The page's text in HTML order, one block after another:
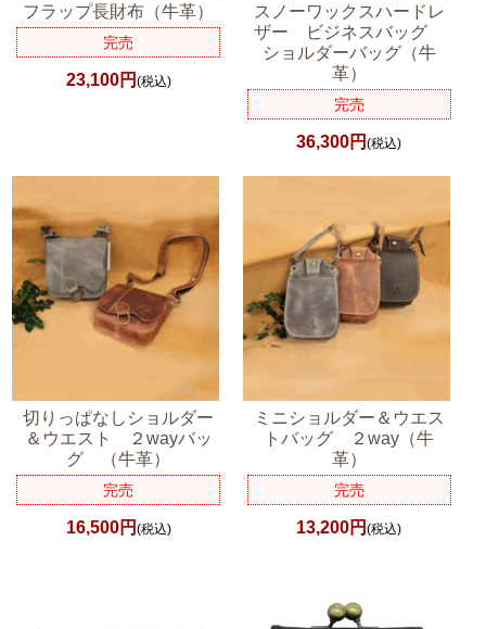
フラップ長財布（牛革）
完売
23,100円 (税込)
スノーワックスハードレ
ザー ビジネスバッグ
ショルダーバッグ（牛
革）
完売
36,300円(税込)
切りっぱなしショルダー
＆ウエスト ２wayバッ
グ （牛革）
完売
16,500円 (税込)
ミニショルダー＆ウエス
トバッグ ２way（牛
革）
完売
13,200円(税込)